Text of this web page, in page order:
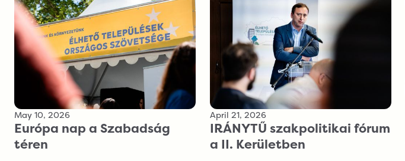
May 10, 2026
Európa nap a Szabadság
téren
April 21, 2026
IRÁNYTŰ szakpolitikai fórum
a II. Kerületben